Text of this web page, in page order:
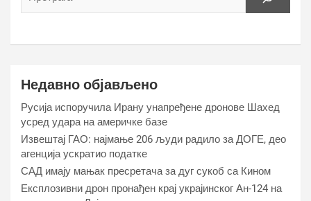
Недавно објављено
Русија испоручила Ирану унапређене дронове Шахед
усред удара на америчке базе
Извештај ГАО: најмање 206 људи радило за ДОГЕ, део
агенција ускратио податке
САД имају мањак пресретача за дуг сукоб са Кином
Експлозивни дрон пронађен крај украјинског Ан-124 на